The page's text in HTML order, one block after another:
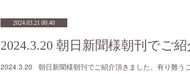
2024.03.21 00:40
2024.3.20 朝日新聞様朝刊でご紹介頂きました。有り難うご